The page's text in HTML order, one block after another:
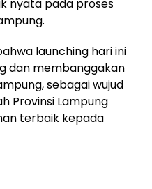
nyata pada proses
launching hari ini
dan membanggakan
sebagai wujud
Provinsi Lampung
terbaik kepada